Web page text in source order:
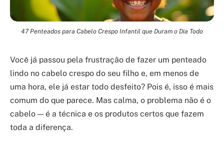
47 Penteados para Cabelo Crespo Infantil que Duram o Dia Todo
Você já passou pela frustração de fazer um penteado
lindo no cabelo crespo do seu filho e, em menos de
uma hora, ele já estar todo desfeito? Pois é, isso é mais
comum do que parece. Mas calma, o problema não é o
cabelo — é a técnica e os produtos certos que fazem
toda a diferença.